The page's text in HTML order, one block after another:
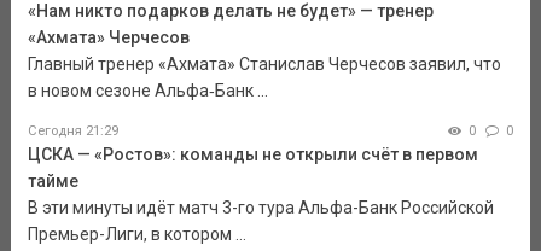
«Нам никто подарков делать не будет» — тренер
«Ахмата» Черчесов
Главный тренер «Ахмата» Станислав Черчесов заявил, что
в новом сезоне Альфа‑Банк ...
Сегодня 21:29 0 0
ЦСКА — «Ростов»: команды не открыли счёт в первом
тайме
В эти минуты идёт матч 3-го тура Альфа-Банк Российской
Премьер-Лиги, в котором ...